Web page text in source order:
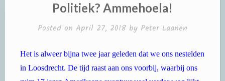
Politiek? Ammehoela!
Posted on April 27, 2018 by Peter Laanen
Het is alweer bijna twee jaar geleden dat we ons nestelden
in Loosdrecht. De tijd raast aan ons voorbij, waarbij ons